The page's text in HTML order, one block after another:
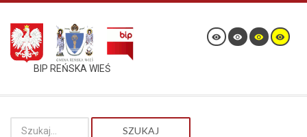
BIP REŃSKA WIEŚ
SZUKAJ